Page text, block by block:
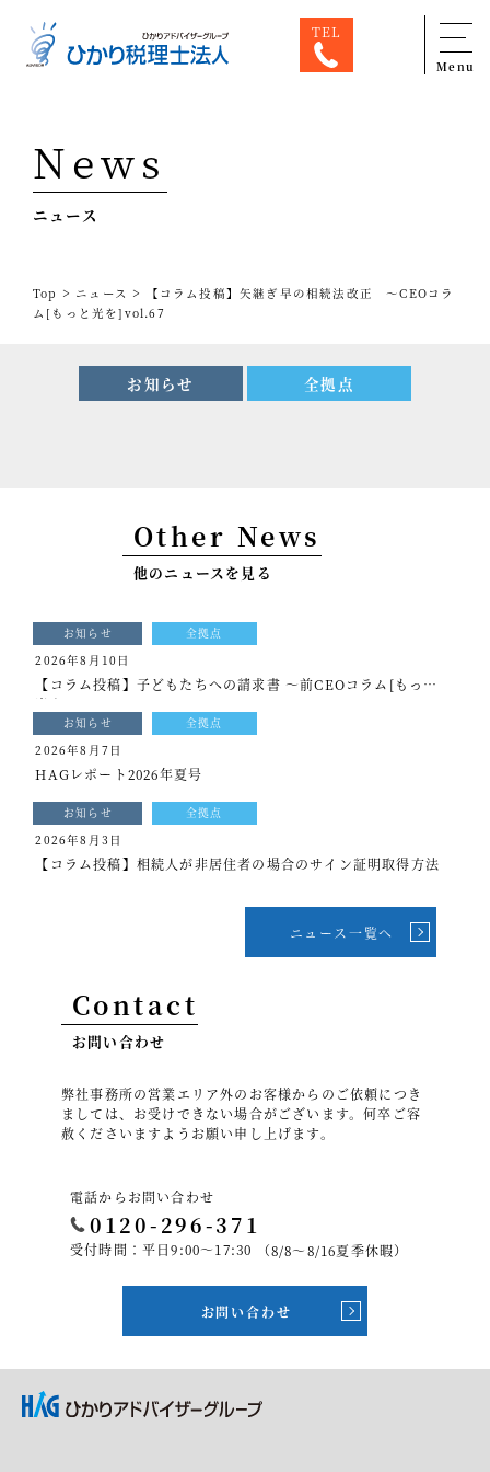
TEL
Menu
専門家一覧
ひかり税理士法人について
サービス
スタッフ紹介
セミナー情報
採用情報
税理士変更をお考えの方
メールマガジン登録
Twitter
Facebook
News
ニュース
Top > ニュース >
【コラム投稿】矢継ぎ早の相続法改正 ～CEOコラ
ム[もっと光を]vol.67
お知らせ 全拠点
Other News
他のニュースを見る
お知らせ 全拠点
2026年8月10日
【コラム投稿】子どもたちへの請求書 ～前CEOコラム[もっと
光を]vol.340
お知らせ 全拠点
2026年8月7日
HAGレポート2026年夏号
お知らせ 全拠点
2026年8月3日
【コラム投稿】相続人が非居住者の場合のサイン証明取得方法
ニュース一覧へ
Contact
お問い合わせ
弊社事務所の営業エリア外のお客様からのご依頼につき
ましては、お受けできない場合がございます。何卒ご容
赦くださいますようお願い申し上げます。
電話からお問い合わせ
0120-296-371
受付時間：平日9:00～17:30 （8/8～8/16夏季休暇）
お問い合わせ